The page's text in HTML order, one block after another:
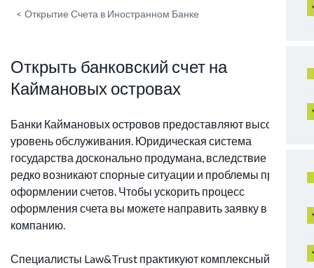
< Открытие Счета в Иностранном Банке
Открыть банковский счет на
Каймановых островах
Банки Каймановых островов предоставляют высокий
уровень обслуживания. Юридическая система
государства досконально продумана, вследствие чего
редко возникают спорные ситуации и проблемы при
оформлении счетов. Чтобы ускорить процесс
оформления счета вы можете направить заявку в нашу
компанию.
Специалисты Law&Trust практикуют комплексный